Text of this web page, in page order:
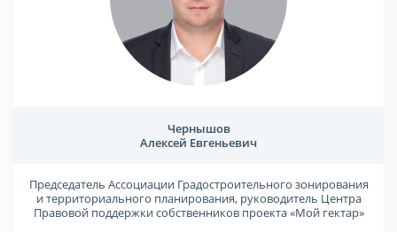
Чернышов
Алексей Евгеньевич
Председатель Ассоциации Градостроительного зонирования
и территориального планирования, руководитель Центра
Правовой поддержки собственников проекта «Мой гектар»